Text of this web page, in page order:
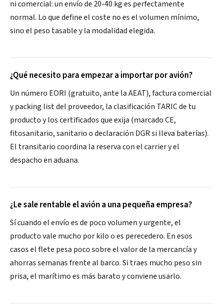
ni comercial: un envío de 20-40 kg es perfectamente
normal. Lo que define el coste no es el volumen mínimo,
sino el peso tasable y la modalidad elegida.
¿Qué necesito para empezar a importar por avión?
Un número EORI (gratuito, ante la AEAT), factura comercial
y packing list del proveedor, la clasificación TARIC de tu
producto y los certificados que exija (marcado CE,
fitosanitario, sanitario o declaración DGR si lleva baterías).
El transitario coordina la reserva con el carrier y el
despacho en aduana.
¿Le sale rentable el avión a una pequeña empresa?
Sí cuando el envío es de poco volumen y urgente, el
producto vale mucho por kilo o es perecedero. En esos
casos el flete pesa poco sobre el valor de la mercancía y
ahorras semanas frente al barco. Si traes mucho peso sin
prisa, el marítimo es más barato y conviene usarlo.